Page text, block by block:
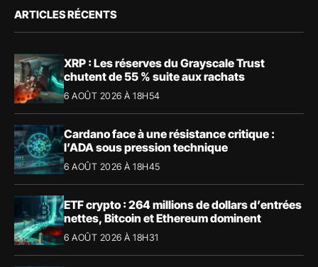
ARTICLES RÉCENTS
XRP : Les réserves du Grayscale Trust
chutent de 55 % suite aux rachats
6 AOÛT 2026 À 18H54
Cardano face à une résistance critique :
l’ADA sous pression technique
6 AOÛT 2026 À 18H45
ETF crypto : 264 millions de dollars d’entrées
nettes, Bitcoin et Ethereum dominent
6 AOÛT 2026 À 18H31